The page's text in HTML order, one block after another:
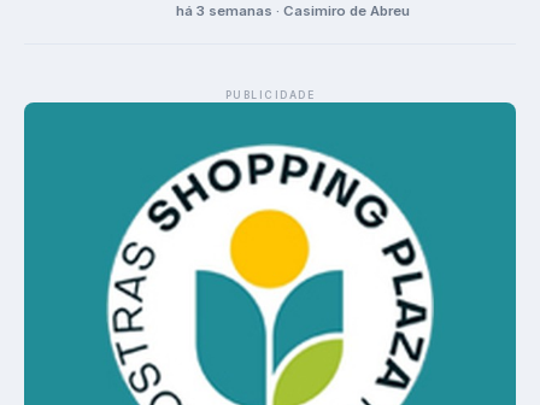
há 3 semanas · Casimiro de Abreu
PUBLICIDADE